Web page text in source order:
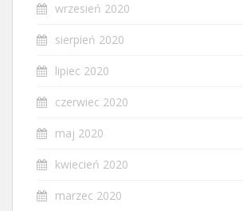
wrzesień 2020
sierpień 2020
lipiec 2020
czerwiec 2020
maj 2020
kwiecień 2020
marzec 2020